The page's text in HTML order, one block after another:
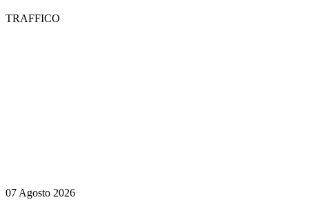
TRAFFICO
07 Agosto 2026